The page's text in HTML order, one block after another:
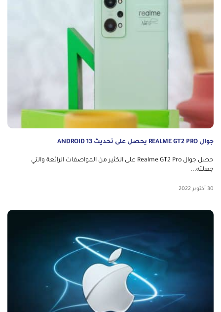
جوال REALME GT2 PRO يحصل على تحديث ANDROID 13
حصل جوال Realme GT2 Pro على الكثير من المواصفات الرائعة والتي
جعلته...
30 أكتوبر 2022